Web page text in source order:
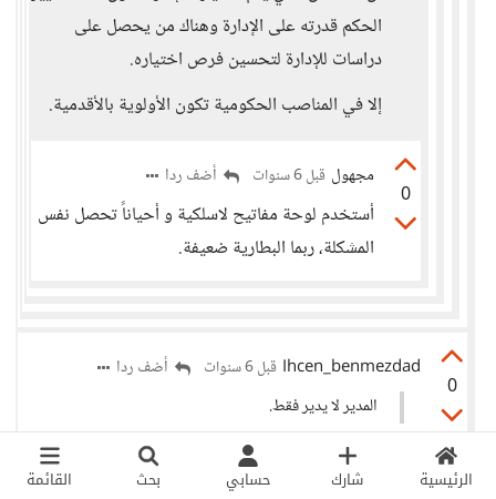
الرئيسية شارك حسابي بحث القائمة
الحكم قدرته على الإدارة وهناك من يحصل على
دراسات للإدارة لتحسين فرص اختياره.
إلا في المناصب الحكومية تكون الأولوية بالأقدمية.
0
مجهول قبل 6 سنوات أضف ردا
أستخدم لوحة مفاتيح لاسلكية و أحياناً تحصل نفس
المشكلة، ربما البطارية ضعيفة.
0
Ihcen_benmezdad قبل 6 سنوات
أضف ردا
المدير لا يدير فقط.
الإدارة هي عبارة عن عمليات مترابطة ومتعاقبة من عدة
وظائف "التخطيط، التنظيم، الرقابة (الرقابة الداخليّة والرقابة